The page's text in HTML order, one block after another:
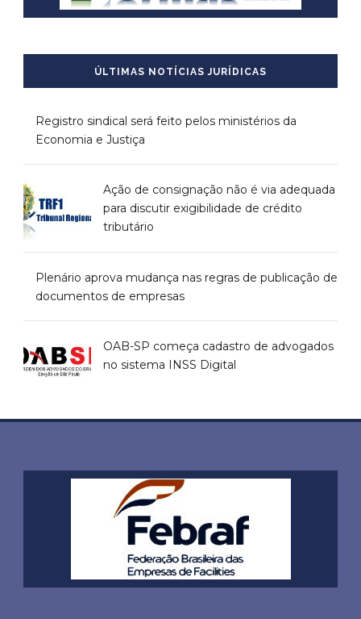
ÚLTIMAS NOTÍCIAS JURÍDICAS
Registro sindical será feito pelos ministérios da
Economia e Justiça
Ação de consignação não é via adequada
para discutir exigibilidade de crédito
tributário
Plenário aprova mudança nas regras de publicação de
documentos de empresas
OAB-SP começa cadastro de advogados
no sistema INSS Digital